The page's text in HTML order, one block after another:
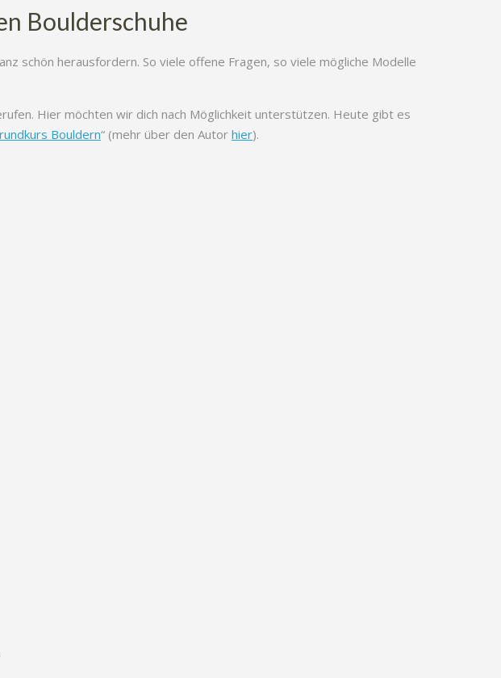
Boulderschuhe
schön herausfordern. So viele offene Fragen, so viele mögliche Modelle
Hier möchten wir dich nach Möglichkeit unterstützen. Heute gibt es
Bouldern“ (mehr über den Autor hier).